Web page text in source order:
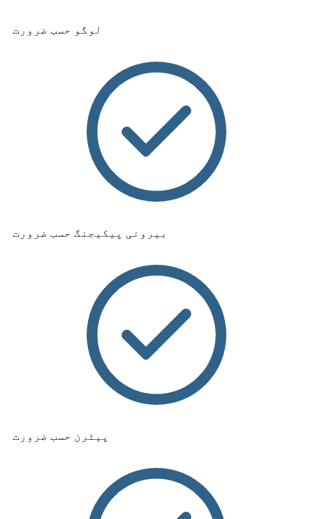
لوگو حسب ضرورت
بیرونی پیکیجنگ حسب ضرورت
پیٹرن حسب ضرورت